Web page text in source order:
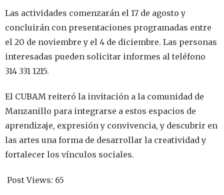
Las actividades comenzarán el 17 de agosto y
concluirán con presentaciones programadas entre
el 20 de noviembre y el 4 de diciembre. Las personas
interesadas pueden solicitar informes al teléfono
314 331 1215.
El CUBAM reiteró la invitación a la comunidad de
Manzanillo para integrarse a estos espacios de
aprendizaje, expresión y convivencia, y descubrir en
las artes una forma de desarrollar la creatividad y
fortalecer los vínculos sociales.
Post Views: 65